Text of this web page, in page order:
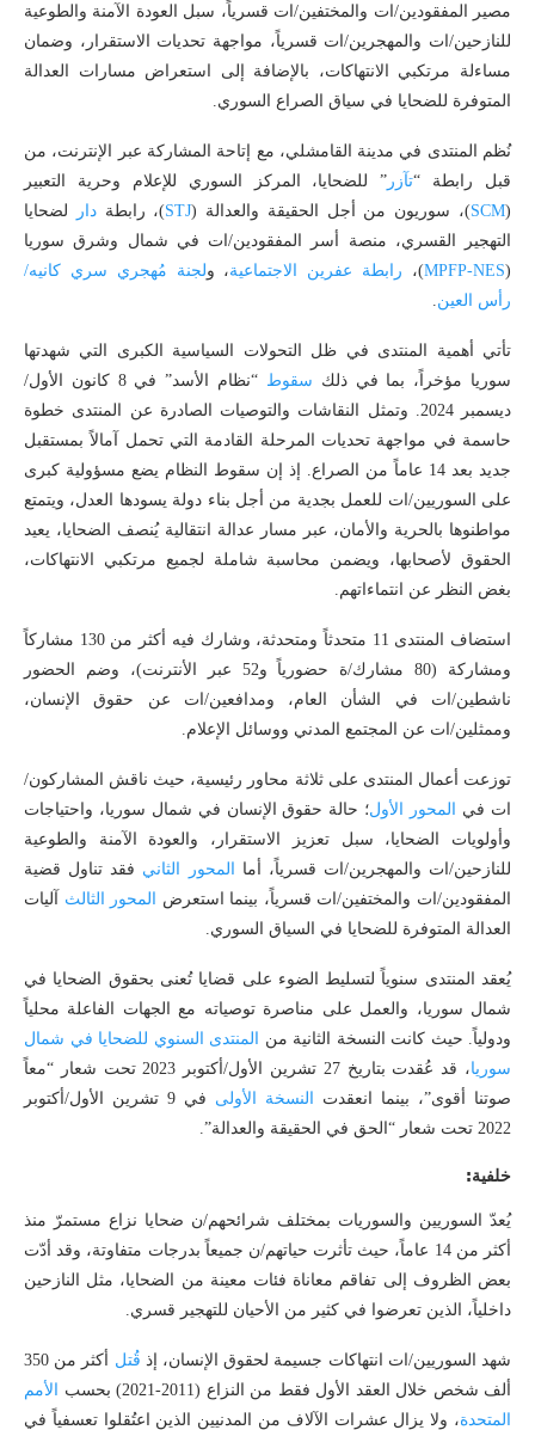
مصير المفقودين/ات والمختفين/ات قسرياً، سبل العودة الآمنة والطوعية
للنازحين/ات والمهجرين/ات قسرياً، مواجهة تحديات الاستقرار، وضمان
مساءلة مرتكبي الانتهاكات، بالإضافة إلى استعراض مسارات العدالة
المتوفرة للضحايا في سياق الصراع السوري.
نُظم المنتدى في مدينة القامشلي، مع إتاحة المشاركة عبر الإنترنت، من
قبل رابطة “تآزر ” للضحايا، المركز السوري للإعلام وحرية التعبير
(
SCM)، سوريون من أجل الحقيقة والعدالة (STJ)، رابطةدار
لضحايا
التهجير القسري، منصة أسر المفقودين/ات في شمال وشرق سوريا
(
MPFP-NES)، رابطة عفرين الاجتماعية، ولجنة مُهجري سري كانيه/
رأس العين
تأتي أهمية المنتدى في ظل التحولات السياسية الكبرى التي شهدتها
سوريا مؤخراً، بما في ذلك سقوط
“نظام الأسد” في 8 كانون الأول/
ديسمبر 2024. وتمثل النقاشات والتوصيات الصادرة عن المنتدى خطوة
حاسمة في مواجهة تحديات المرحلة القادمة التي تحمل آمالاً بمستقبل
جديد بعد 14 عاماً من الصراع. إذ إن سقوط النظام يضع مسؤولية كبرى
على السوريين/ات للعمل بجدية من أجل بناء دولة يسودها العدل، ويتمتع
مواطنوها بالحرية والأمان، عبر مسار عدالة انتقالية يُنصف الضحايا، يعيد
الحقوق لأصحابها، ويضمن محاسبة شاملة لجميع مرتكبي الانتهاكات،
بغض النظر عن انتماءاتهم.
استضاف المنتدى 11 متحدثاً ومتحدثة، وشارك فيه أكثر من 130 مشاركاً
ومشاركة (80 مشارك/ة حضورياً و52 عبر الأنترنت)، وضم الحضور
ناشطين/ات في الشأن العام، ومدافعين/ات عن حقوق الإنسان،
وممثلين/ات عن المجتمع المدني ووسائل الإعلام.
توزعت أعمال المنتدى على ثلاثة محاور رئيسية، حيث ناقش المشاركون/
ات في
المحور الأول؛ حالة حقوق الإنسان في شمال سوريا، واحتياجات
وأولويات الضحايا، سبل تعزيز الاستقرار، والعودة الآمنة والطوعية
للنازحين/ات والمهجرين/ات قسرياً، أما
المحور الثاني فقد تناول قضية
المفقودين/ات والمختفين/ات قسرياً، بينما استعرض
المحور الثالث آليات
العدالة المتوفرة للضحايا في السياق السوري.
يُعقد المنتدى سنوياً لتسليط الضوء على قضايا تُعنى بحقوق الضحايا في
شمال سوريا، والعمل على مناصرة توصياته مع الجهات الفاعلة محلياً
ودولياً. حيث كانت النسخة الثانية من
المنتدى السنوي للضحايا في شمال
سوريا
، قد عُقدت بتاريخ 27 تشرين الأول/أكتوبر 2023 تحت شعار “معاً
صوتنا أقوى”، بينما انعقدت
النسخة الأولى
في 9 تشرين الأول/أكتوبر
2022 تحت شعار “الحق في الحقيقة والعدالة”.
خلفية:
يُعدّ السوريين والسوريات بمختلف شرائحهم/ن ضحايا نزاع مستمرّ منذ
أكثر من 14 عاماً، حيث تأثرت حياتهم/ن جميعاً بدرجات متفاوتة، وقد أدّت
بعض الظروف إلى تفاقم معاناة فئات معينة من الضحايا، مثل النازحين
داخلياً، الذين تعرضوا في كثير من الأحيان للتهجير قسري.
شهد السوريين/ات انتهاكات جسيمة لحقوق الإنسان، إذ قُتل
أكثر من 350
ألف شخص خلال العقد الأول فقط من النزاع (2011-2021) بحسب
الأمم
المتحدة، ولا يزال عشرات الآلاف من المدنيين الذين اعتُقلوا تعسفياً في